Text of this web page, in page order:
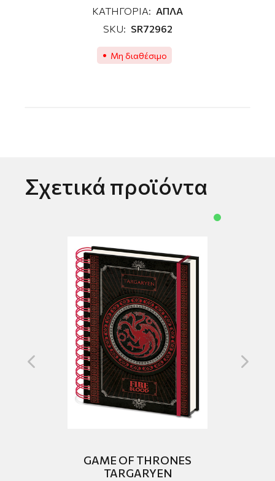
ΚΑΤΗΓΟΡΙΑ: ΑΠΛΑ
SKU: SR72962
Μη διαθέσιμο
Σχετικά προϊόντα
GAME OF THRONES
TARGARYEN